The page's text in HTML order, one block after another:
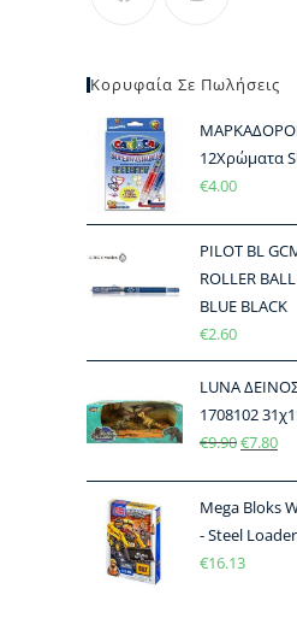
Κορυφαία Σε Πωλήσεις
ΜΑΡΚΑΔΟΡΟI
12Χρώματα
€4.00
PILOT BL
ROLLER
BLUE BLACK
€2.60
LUNA
1708102
€9.90€7.80
Mega Bloks
- Steel Loader
€16.13